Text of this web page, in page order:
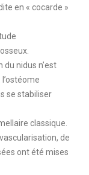
en « cocarde »
du nidus n’est
se stabiliser
classique.
de
ont été mises